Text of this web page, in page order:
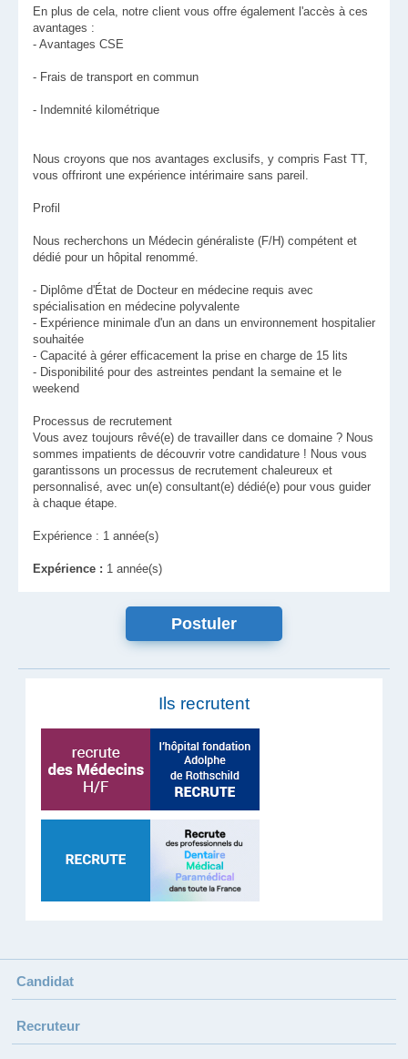
En plus de cela, notre client vous offre également l'accès à ces
avantages :
- Avantages CSE
- Frais de transport en commun
- Indemnité kilométrique
Nous croyons que nos avantages exclusifs, y compris Fast TT,
vous offriront une expérience intérimaire sans pareil.
Profil
Nous recherchons un Médecin généraliste (F/H) compétent et
dédié pour un hôpital renommé.
- Diplôme d'État de Docteur en médecine requis avec
spécialisation en médecine polyvalente
- Expérience minimale d'un an dans un environnement hospitalier
souhaitée
- Capacité à gérer efficacement la prise en charge de 15 lits
- Disponibilité pour des astreintes pendant la semaine et le
weekend
Processus de recrutement
Vous avez toujours rêvé(e) de travailler dans ce domaine ? Nous
sommes impatients de découvrir votre candidature ! Nous vous
garantissons un processus de recrutement chaleureux et
personnalisé, avec un(e) consultant(e) dédié(e) pour vous guider
à chaque étape.
Expérience : 1 année(s)
Expérience : 1 année(s)
Ils recrutent
Candidat
Recruteur